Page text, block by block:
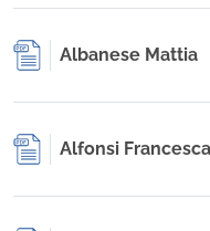
Albanese Mattia
Alfonsi Francesca